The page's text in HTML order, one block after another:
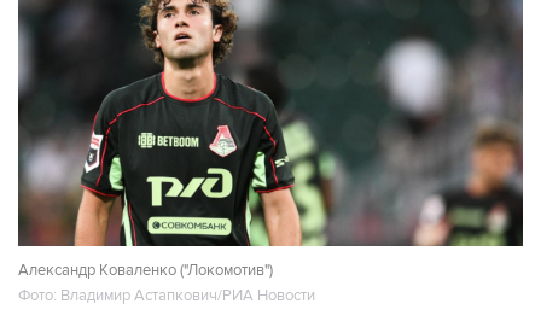
Александр Коваленко ("Локомотив")
Фото: Владимир Астапкович/РИА Новости